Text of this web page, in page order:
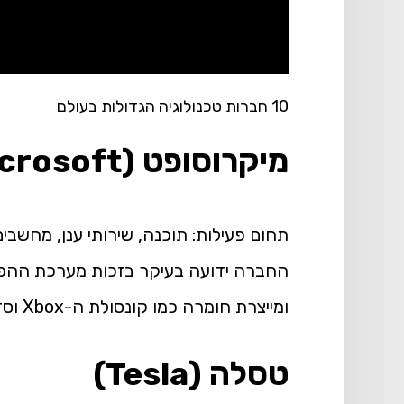
10 חברות טכנולוגיה הגדולות בעולם
מיקרוסופט (Microsoft)
ומייצרת חומרה כמו קונסולת ה-Xbox וסדרת מחשבי ה-Surface.
טסלה (Tesla)